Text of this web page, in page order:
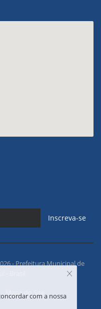
Inscreva-se
- Prefeitura Municipal de
Mapa do Sitecom a nossa